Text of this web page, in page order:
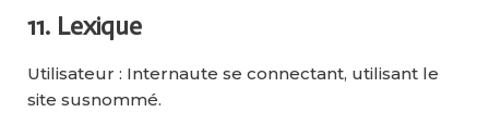
11. Lexique
Utilisateur : Internaute se connectant, utilisant le
site susnommé.